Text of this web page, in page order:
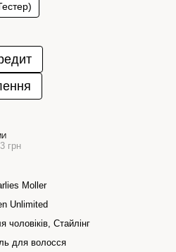
грн
Moller
Unlimited
чоловіків, Стайлінг
для волосся